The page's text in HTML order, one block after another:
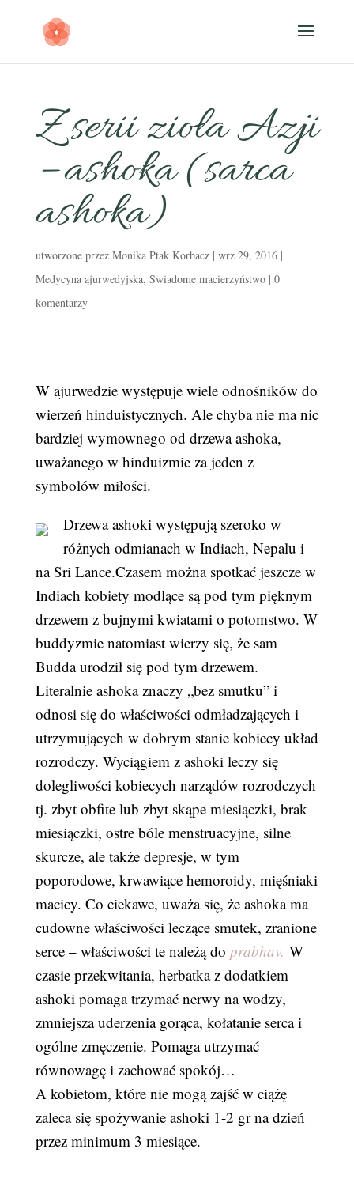
Z serii zioła Azji
– ashoka (sarca
ashoka)
utworzone przez Monika Ptak Korbacz| wrz 29, 2016|
Medycyna ajurwedyjska, Świadome macierzyństwo| 0
komentarzy
W ajurwedzie występuje wiele odnośników do
wierzeń hinduistycznych. Ale chyba nie ma nic
bardziej wymownego od drzewa ashoka,
uważanego w hinduizmie za jeden z
symbolów miłości.
Drzewa ashoki występują szeroko w
różnych odmianach w Indiach, Nepalu i
na Sri Lance.Czasem można spotkać jeszcze w
Indiach kobiety modlące są pod tym pięknym
drzewem z bujnymi kwiatami o potomstwo. W
buddyzmie natomiast wierzy się, że sam
Budda urodził się pod tym drzewem.
Literalnie ashoka znaczy „bez smutku” i
odnosi się do właściwości odmładzających i
utrzymujących w dobrym stanie kobiecy układ
rozrodczy. Wyciągiem z ashoki leczy się
dolegliwości kobiecych narządów rozrodczych
tj. zbyt obfite lub zbyt skąpe miesiączki, brak
miesiączki, ostre bóle menstruacyjne, silne
skurcze, ale także depresje, w tym
poporodowe, krwawiące hemoroidy, mięśniaki
macicy. Co ciekawe, uważa się, że ashoka ma
cudowne właściwości leczące smutek, zranione
serce – właściwości te należą do prabhav. W
czasie przekwitania, herbatka z dodatkiem
ashoki pomaga trzymać nerwy na wodzy,
zmniejsza uderzenia gorąca, kołatanie serca i
ogólne zmęczenie. Pomaga utrzymać
równowagę i zachować spokój…
A kobietom, które nie mogą zajść w ciążę
zaleca się spożywanie ashoki 1-2 gr na dzień
przez minimum 3 miesiące.